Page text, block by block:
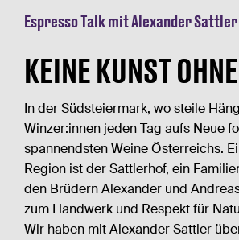
Espresso Talk mit Alexander
KEINE KUNST
In der Südsteiermark, wo steile
Winzer:innen jeden Tag aufs Neue
spannendsten Weine Österreichs.
Region ist der Sattlerhof, ein
den Brüdern Alexander und
zum Handwerk und Respekt für
Wir haben mit Alexander Sattler